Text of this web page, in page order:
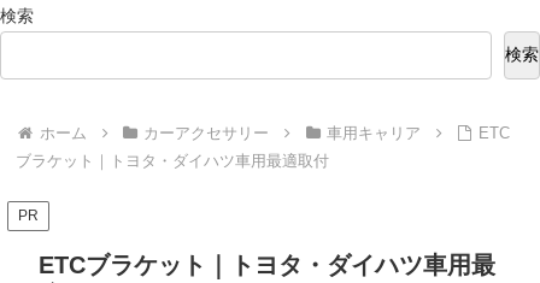
検索
検索
ホーム カーアクセサリー 車用キャリア
ETC
ブラケット｜トヨタ・ダイハツ車用最適取付
PR
ETCブラケット｜トヨタ・ダイハツ車用最